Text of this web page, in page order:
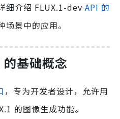
细介绍 FLUX.1-dev API 的
景中的应用。
基础概念
，专为开发者设计，允许用
的图像生成功能。